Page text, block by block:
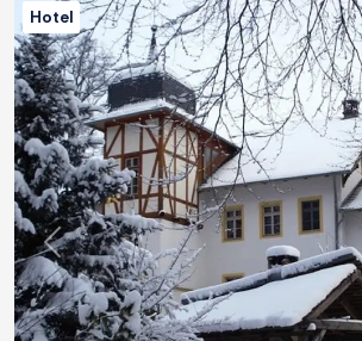
Previous
Hotel